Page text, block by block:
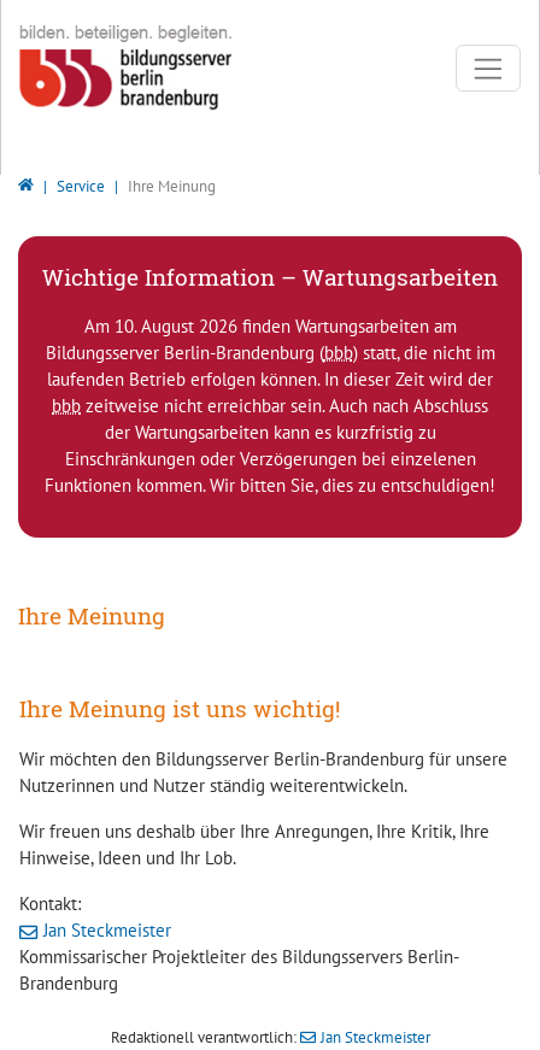
Bildungsserver Berlin - Brandenburg
Service Ihre Meinung
Wichtige Information – Wartungsarbeiten
Am 10. August 2026 finden Wartungsarbeiten am
Bildungsserver Berlin-Brandenburg (bbb) statt, die nicht im
laufenden Betrieb erfolgen können. In dieser Zeit wird der
bbb zeitweise nicht erreichbar sein. Auch nach Abschluss
der Wartungsarbeiten kann es kurzfristig zu
Einschränkungen oder Verzögerungen bei einzelenen
Funktionen kommen. Wir bitten Sie, dies zu entschuldigen!
Ihre Meinung
Ihre Meinung ist uns wichtig!
Wir möchten den Bildungsserver Berlin-Brandenburg für unsere
Nutzerinnen und Nutzer ständig weiterentwickeln.
Wir freuen uns deshalb über Ihre Anregungen, Ihre Kritik, Ihre
Hinweise, Ideen und Ihr Lob.
Kontakt:
Jan Steckmeister
Kommissarischer Projektleiter des Bildungsservers Berlin-
Brandenburg
Redaktionell verantwortlich: Jan Steckmeister